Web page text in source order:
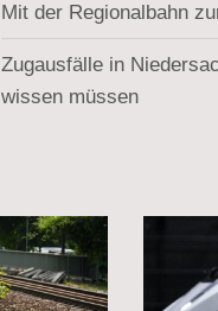
Mit der Regionalbahn
Zugausfälle in
wissen müssen